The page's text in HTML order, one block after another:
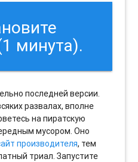
минута).
последней версии.
развалах, вполне
на пиратскую
мусором. Оно
производителя, тем
триал. Запустите